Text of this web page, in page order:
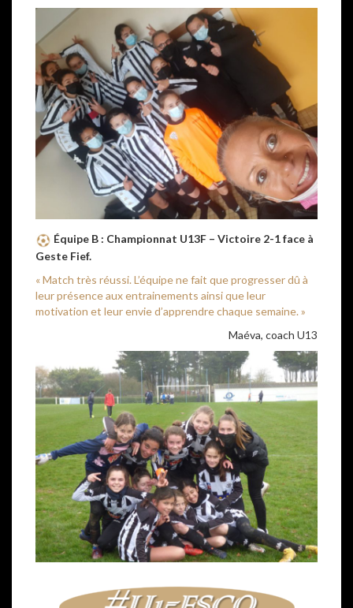
Équipe B : Championnat U13F – Victoire 2-1 face à
Geste Fief.
« Match très réussi. L’équipe ne fait que progresser dû à
leur présence aux entrainements ainsi que leur
motivation et leur envie d’apprendre chaque semaine. »
Maéva, coach U13